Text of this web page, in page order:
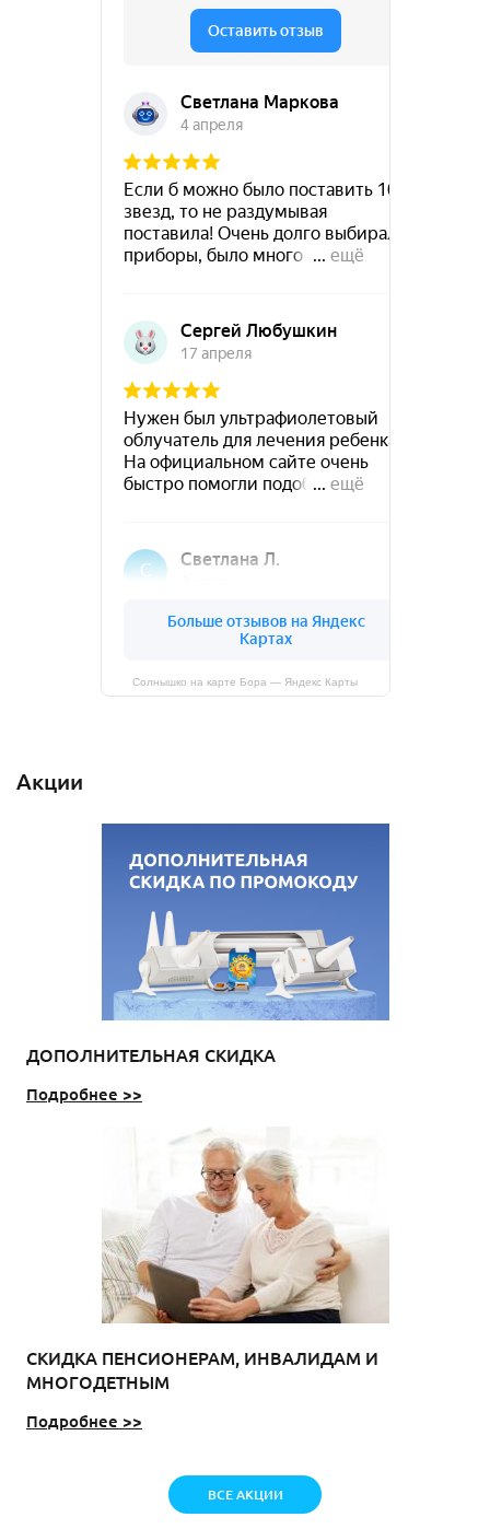
Солнышко на карте Бора — Яндекс Карты
Акции
ДОПОЛНИТЕЛЬНАЯ СКИДКА
Подробнее >>
СКИДКА ПЕНСИОНЕРАМ, ИНВАЛИДАМ И
МНОГОДЕТНЫМ
Подробнее >>
ВСЕ АКЦИИ